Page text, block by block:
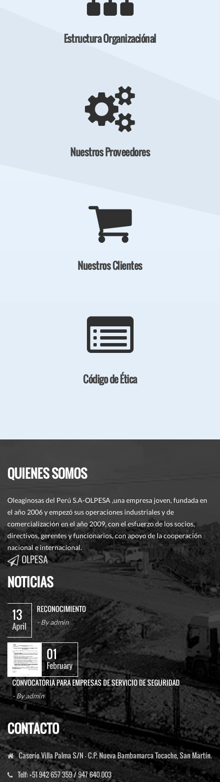
Estructura Organizaciónal
Nuestros Proveedores
Nuestros Clientes
Código de Ética
QUIENES SOMOS
Oleaginosas del Perú S.A-OLPESA ,una empresa joven, fundada en
el año 2006 y empezó sus operaciones industriales y de
comercialización en el año 2009, con el esfuerzo de los socios,
directivos, gerentes y funcionarios, con apoyo de la cooperación
nacional e internacional.
OLPESA
NOTICIAS
13
April
RECONOCIMIENTO
- Byadmin
01
February
CONVOCATORIA PARA EMPRESAS DE SERVICIO DE SEGURIDAD
- Byadmin
CONTACTO
Caserío Villa Palma S/N - C.P. Nueva Bambamarca Tocache, San Martín.
Telf:+51 942 657 359 / 947 640 003